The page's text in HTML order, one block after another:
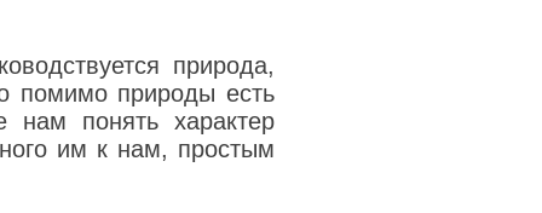
природа,
помимо природы есть
нам понять характер
им к нам, простым